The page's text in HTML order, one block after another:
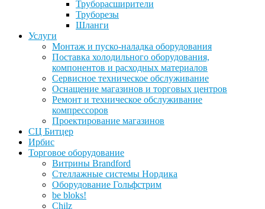
Труборасширители
Труборезы
Шланги
Услуги
Монтаж и пуско-наладка оборудования
Поставка холодильного оборудования,
компонентов и расходных материалов
Сервисное техническое обслуживание
Оснащение магазинов и торговых центров
Ремонт и техническое обслуживание
компрессоров
Проектирование магазинов
СЦ Битцер
Ирбис
Торговое оборудование
Витрины Brandford
Стеллажные системы Нордика
Оборудование Гольфстрим
be bloks!
Chilz